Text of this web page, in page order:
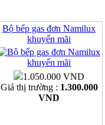
Bộ bếp gas đơn Namilux
khuyến mãi
1.050.000 VND
Giá thị trường : 1.300.000
VND